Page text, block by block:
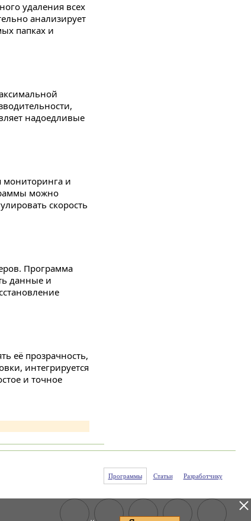
удаления всех
анализирует
папках и
надоедливые
мониторинга и
можно
скорость
Программа
данные и
её прозрачность,
интегрируется
и точное
Программы Статьи Разработчику